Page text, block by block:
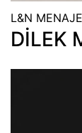
L&N
DİLEK